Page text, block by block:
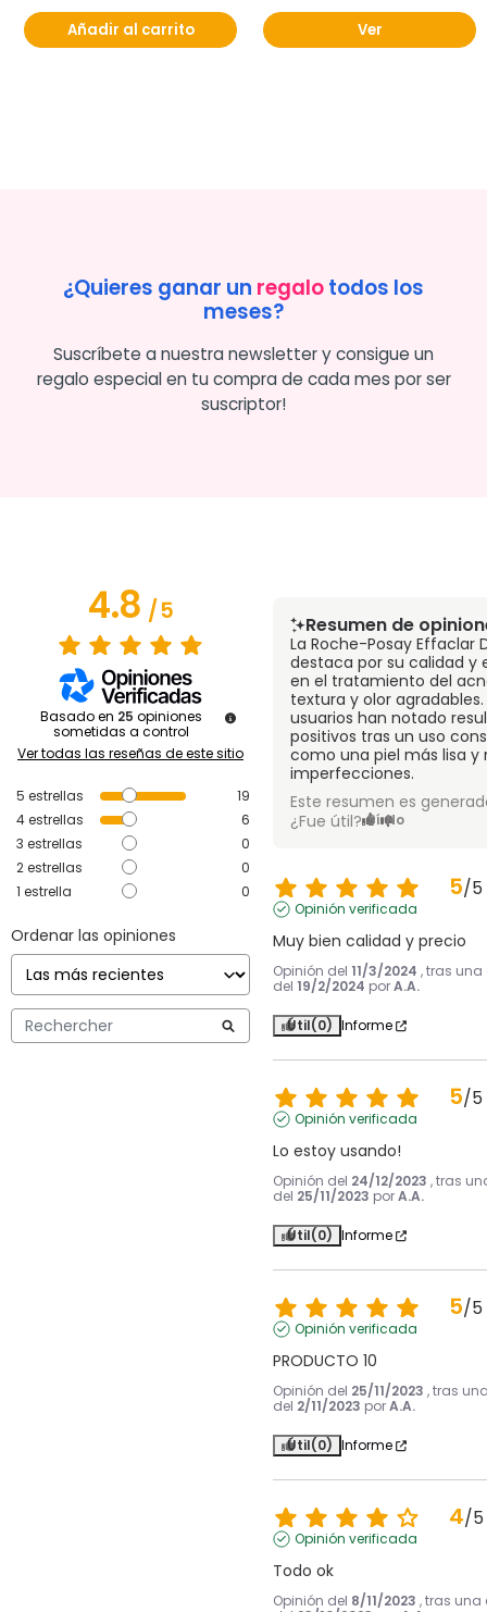
Añadir al carrito Ver
¿Quieres ganar un regalotodos los
meses?
Suscríbete a nuestra newsletter y consigue un
regalo especial en tu compra de cada mes por ser
suscriptor!
4.8/5
Basado en 25 opiniones
sometidas a control
Ver todas las reseñas de este sitio
5 estrellas
19
4estrellas
6
3 estrellas
0
2estrellas
0
1 estrella 0
Ordenar las opiniones
Resumen de
La Roche-Posay Effaclar
destaca por su calidad y
en el tratamiento del
textura y olor
usuarios han notado
positivos tras un uso
como una piel más lisa y
imperfecciones.
Este resumen es
¿Fue útil? Sí No
5/5
Opinión verificada
Muy bien calidad y precio
Opinión del 11/3/2024 , tras una
del 19/2/2024 porA.A.
Útil(0) Informe
5/5
Opinión verificada
Lo estoy usando!
Opinión del 24/12/2023 , tras
del 25/11/2023 porA.A.
Útil(0) Informe
5/5
Opinión verificada
PRODUCTO 10
Opinión del 25/11/2023 , tras
del 2/11/2023 porA.A.
Útil(0) Informe
4/5
Opinión verificada
Todo ok
Opinión del 8/11/2023 , tras una